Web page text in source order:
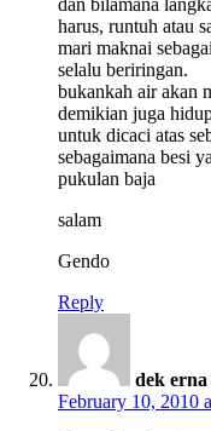
dan bilamana
harus, runtuh atau
mari maknai
selalu beriringan.
bukankah air akan
demikian juga
untuk dicaci atas
sebagaimana besi
pukulan baja
salam
Gendo
Reply
dek erna
February 10, 2010